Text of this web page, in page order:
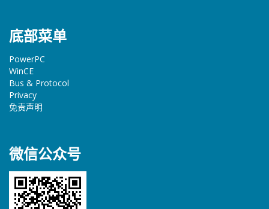
底部菜单
PowerPC
WinCE
Bus & Protocol
Privacy
免责声明
微信公众号